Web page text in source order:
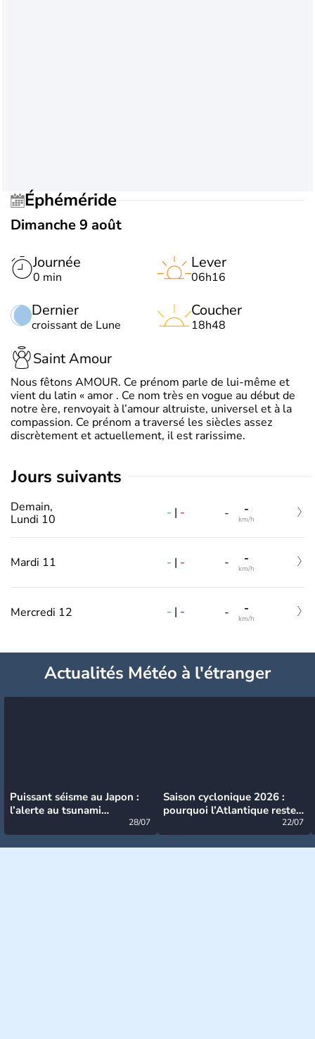
Éphéméride
Dimanche 9 août
Journée
0 min
Dernier
croissant de Lune
Lever
06h16
Coucher
18h48
Saint Amour
Nous fêtons AMOUR. Ce prénom parle de lui-même et
vient du latin « amor . Ce nom très en vogue au début de
notre ère, renvoyait à l’amour altruiste, universel et à la
compassion. Ce prénom a traversé les siècles assez
discrètement et actuellement, il est rarissime.
jours suivants
Demain,
Lundi 10
- | - - -
km/h
Mardi 11 - | - - -
km/h
Mercredi 12 - | - - -
km/h
Actualités Météo à l'étranger
Puissant séisme au Japon :
l’alerte au tsunami
28/07
Saison cyclonique 2026 :
pourquoi l’Atlantique reste
22/07